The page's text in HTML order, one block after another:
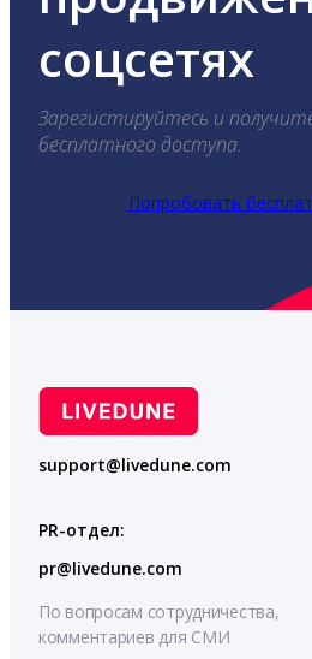
соцсетях
Зарегистируйтесь и
бесплатного доступа.
Попробовать
support@livedune.com
PR-отдел:
pr@livedune.com
По вопросам сотрудничества,
комментариев для СМИ